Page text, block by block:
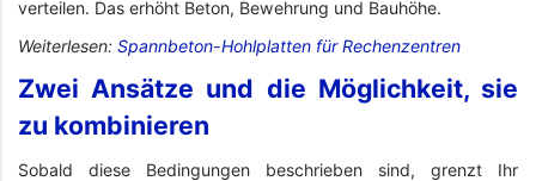
verteilen. Das erhöht Beton, Bewehrung und Bauhöhe.
Weiterlesen: Spannbeton-Hohlplatten für Rechenzentren
Zwei Ansätze und die Möglichkeit, sie
zu kombinieren
Sobald diese Bedingungen beschrieben sind, grenzt Ihr